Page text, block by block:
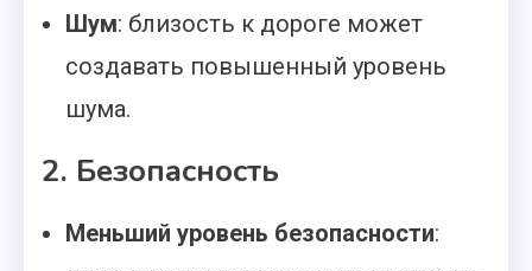
Шум: близость к дороге может
создавать повышенный уровень
шума.
2. Безопасность
Меньший уровень безопасности: